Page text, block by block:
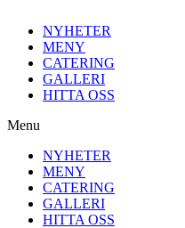
NYHETER
MENY
CATERING
GALLERI
HITTA OSS
Menu
NYHETER
MENY
CATERING
GALLERI
HITTA OSS